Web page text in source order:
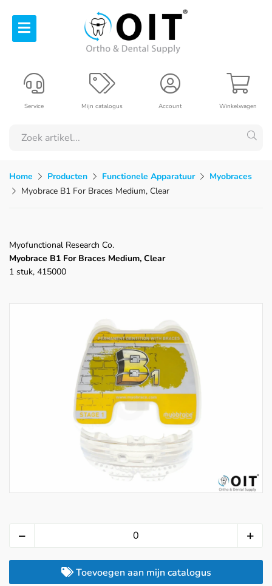
Winkelwagen
Account
Mijn catalogus
Service
Home Producten Functionele Apparatuur
Myobraces
Myobrace B1 For Braces Medium, Clear
Myofunctional Research Co.
Myobrace B1 For Braces Medium, Clear
1 stuk, 415000
Toevoegen aan mijn catalogus